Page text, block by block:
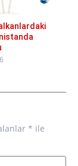
* ile